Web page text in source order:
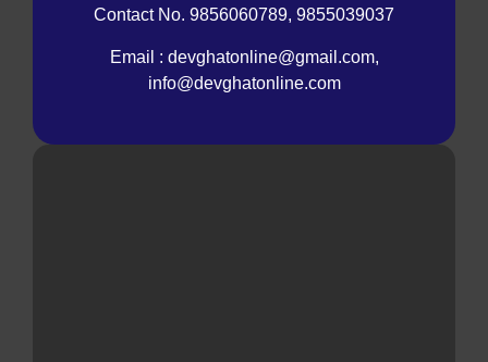
Contact No. 9856060789, 9855039037
Email : devghatonline@gmail.com,
info@devghatonline.com